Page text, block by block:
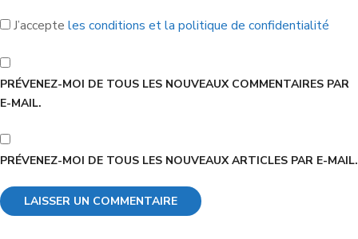
J’accepte les conditions et la politique de confidentialité
PRÉVENEZ-MOI DE TOUS LES NOUVEAUX COMMENTAIRES PAR
E-MAIL.
PRÉVENEZ-MOI DE TOUS LES NOUVEAUX ARTICLES PAR E-MAIL.